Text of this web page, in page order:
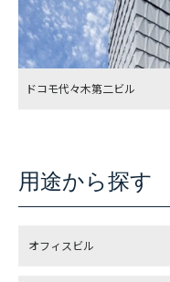
ドコモ代々木第二ビル
用途から探す
オフィスビル